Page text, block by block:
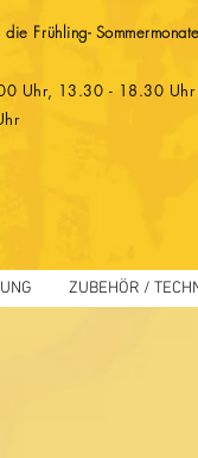
Frühling-
Uhr, 13.30 - 18.30 Uhr
ZUBEHÖR /